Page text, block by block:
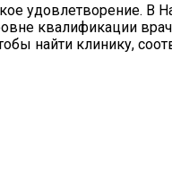
удовлетворение. В
квалификации
найти клинику,